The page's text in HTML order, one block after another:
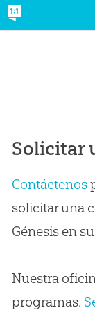
Solicitar
Contáctenos
solicitar una
Génesis en
Nuestra
programas.